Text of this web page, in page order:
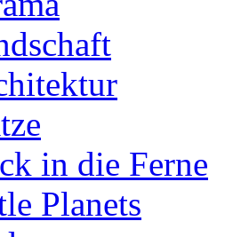
in die Ferne
Planets